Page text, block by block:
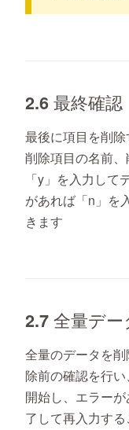
2.6 最終確認
最後に項目を削除
削除項目の名前、
「y」を入力し
があれば「n」を
きます
2.7 全量デ
全量のデータを
除前の確認を行
開始し、エラー
了して再入力す